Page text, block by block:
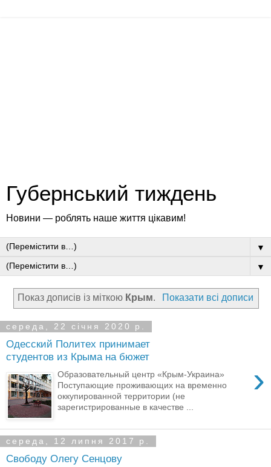
Губернський тиждень
Новини — роблять наше життя цікавим!
▼
▼
Показ дописів із міткою Крым. Показати всі дописи
середа, 22 січня 2020 р.
Одесский Политех принимает
студентов из Крыма на бюжет
›
Образовательный центр «Крым-Украина»
Поступающие проживающих на временно
оккупированной территории (не
зарегистрированные в качестве ...
середа, 12 липня 2017 р.
Свободу Олегу Сенцову